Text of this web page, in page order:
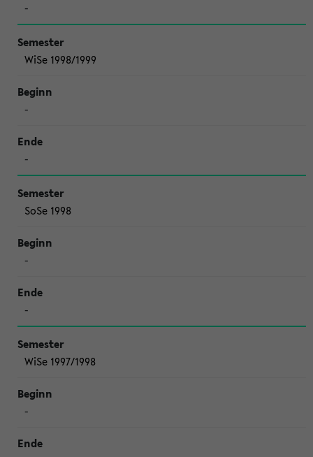
-
WiSe 1998/1999
-
-
SoSe 1998
-
-
WiSe 1997/1998
-